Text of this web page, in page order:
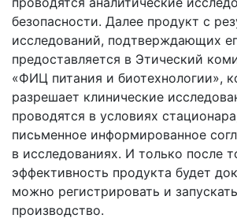
безопасности. Далее продукт с
исследований, подтверждающих
предоставляется в Этический
«ФИЦ питания и биотехнологии»,
разрешает клинические
проводятся в условиях
письменное информированное
в исследованиях. И только после
эффективность продукта будет
можно регистрировать и
производство.